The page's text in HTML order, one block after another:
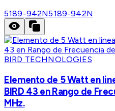
5189-942N5189-942N
BIRD TECHNOLOGIES
Elemento de 5 Watt en
BIRD 43 en Rango de
MHz.